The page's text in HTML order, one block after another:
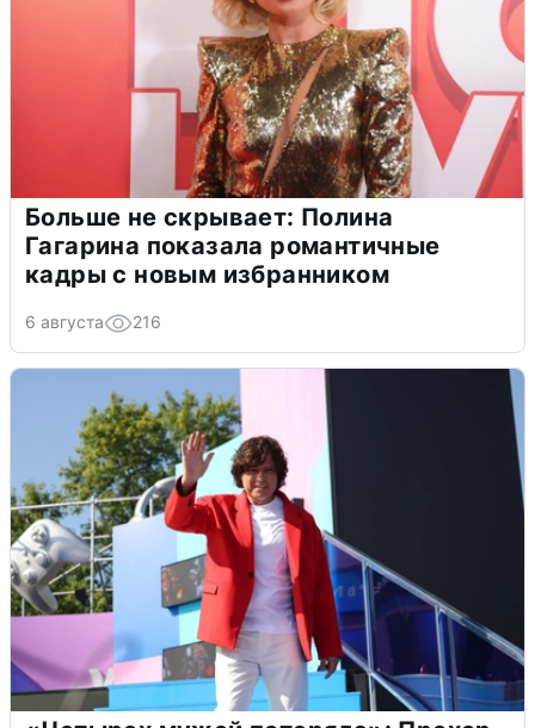
Больше не скрывает: Полина
Гагарина показала романтичные
кадры с новым избранником
6 августа 216